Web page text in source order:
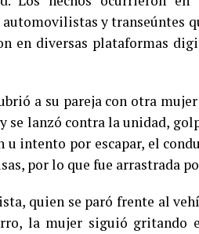
y transeúntes
en diversas plataformas
a su pareja con otra
lanzó contra la unidad,
u intento por escapar, el
por lo que fue arrastrada
quien se paró frente al
la mujer siguió gritando